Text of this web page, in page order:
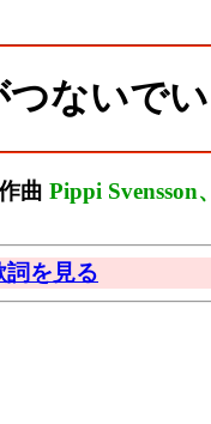
つないで
曲 Pippi Svensson
を見る